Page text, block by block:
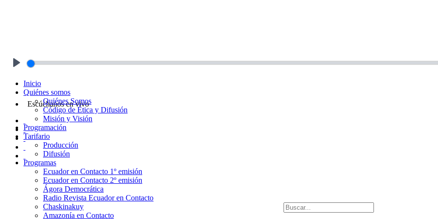
Escúchanos en vivo
Inicio
Quiénes somos
Quiénes Somos
Código de Ética y Difusión
Misión y Visión
Programación
Tarifario
Producción
Difusión
Programas
Ecuador en Contacto 1º emisión
Ecuador en Contacto 2º emisión
Ágora Democrática
Radio Revista Ecuador en Contacto
Chaskinakuy
Amazonía en Contacto